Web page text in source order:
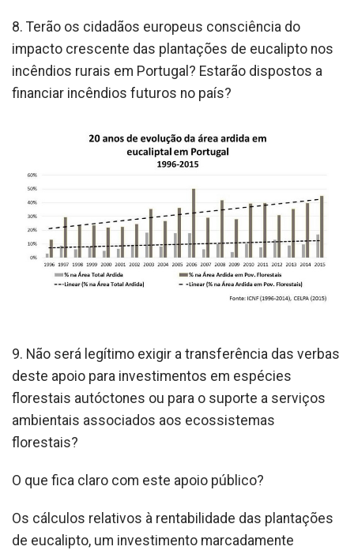
8. Terão os cidadãos europeus consciência do
impacto crescente das plantações de eucalipto nos
incêndios rurais em Portugal? Estarão dispostos a
financiar incêndios futuros no país?
9. Não será legítimo exigir a transferência das verbas
deste apoio para investimentos em espécies
florestais autóctones ou para o suporte a serviços
ambientais associados aos ecossistemas
florestais?
O que fica claro com este apoio público?
Os cálculos relativos à rentabilidade das plantações
de eucalipto, um investimento marcadamente